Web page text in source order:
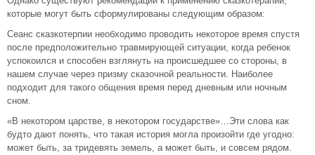
которые могут быть сформулированы следующим образом:
Сеанс сказкотерпии необходимо проводить некоторое время спустя
после предположительно травмирующей ситуации, когда ребенок
успокоился и способен взглянуть на происшедшее со стороны, в
нашем случае через призму сказочной реальности. Наиболее
подходит для такого общения время перед дневным или ночным
сном.
«В некотором царстве, в некотором государстве»…Эти слова как
будто дают понять, что такая история могла произойти где угодно:
может быть, за тридевять земель, а может быть, и совсем рядом.